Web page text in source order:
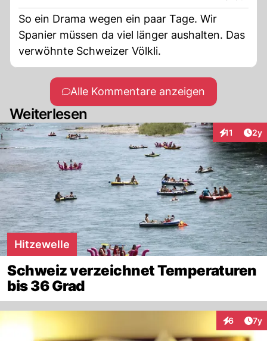
So ein Drama wegen ein paar Tage. Wir
Spanier müssen da viel länger aushalten. Das
verwöhnte Schweizer Völkli.
Alle Kommentare anzeigen
Weiterlesen
11 2y
Hitzewelle
Schweiz verzeichnet Temperaturen
bis 36 Grad
6 7y